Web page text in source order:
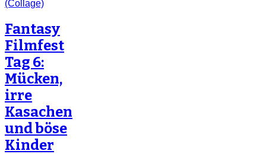
Fantasy
Filmfest
Tag 6:
Mücken,
irre
Kasachen
und böse
Kinder